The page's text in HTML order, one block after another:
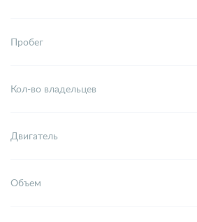
Пробег
Кол-во владельцев
Двигатель
Объем